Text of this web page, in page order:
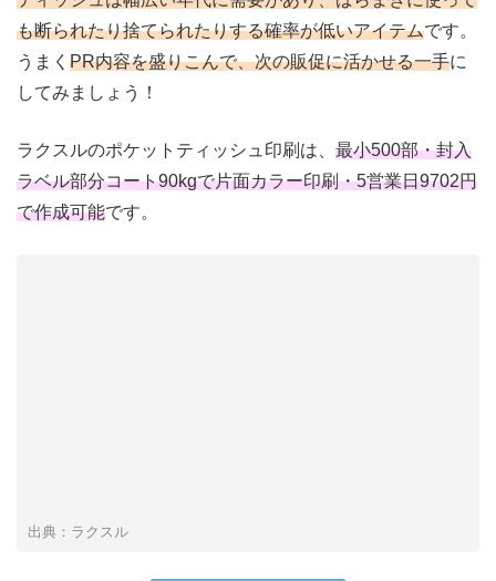
も断られたり捨てられたりする確率が低いアイテムです。
うまく PR内容を盛りこんで、次の販促に活かせる一手に
してみましょう！
ラクスルのポケットティッシュ印刷は、 最小500部・封入
ラベル部分コート90kgで片面カラー印刷・5営業日9702円
で作成可能です。
出典：ラクスル